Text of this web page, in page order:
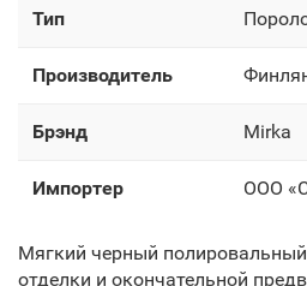
Тип
Производитель
Брэнд Mirka
Импортер OOO
Мягкий черный
отделки и окончательной